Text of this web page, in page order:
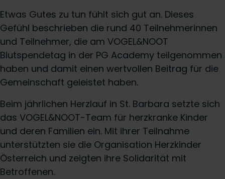
Etwas Gutes zu tun fühlt sich gut an. Dieses
Gefühl beschrieben die rund 40 Teilnehmerinnen
und Teilnehmer, die am VOGEL&NOOT
Blutspendetag in der PG Academy teilgenommen
haben und damit einen wertvollen Beitrag für die
Gemeinschaft geleistet haben.
Beim jährlichen Herzlauf in St. Barbara setzte sich
das VOGEL&NOOT-Team für herzkranke Kinder
und deren Familien ein. Mit ihrer Teilnahme
unterstützten sie die Organisation Herzkinder
Österreich und zeigten ihre Solidarität mit
Betroffenen.